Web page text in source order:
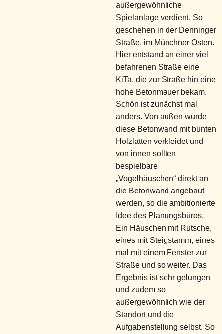
außergewöhnliche
Spielanlage verdient. So
geschehen in der Denninger
Straße, im Münchner Osten.
Hier entstand an einer viel
befahrenen Straße eine
KiTa, die zur Straße hin eine
hohe Betonmauer bekam.
Schön ist zunächst mal
anders. Von außen wurde
diese Betonwand mit bunten
Holzlatten verkleidet und
von innen sollten
bespielbare
„Vogelhäuschen“ direkt an
die Betonwand angebaut
werden, so die ambitionierte
Idee des Planungsbüros.
Ein Häuschen mit Rutsche,
eines mit Steigstamm, eines
mal mit einem Fenster zur
Straße und so weiter. Das
Ergebnis ist sehr gelungen
und zudem so
außergewöhnlich wie der
Standort und die
Aufgabenstellung selbst. So